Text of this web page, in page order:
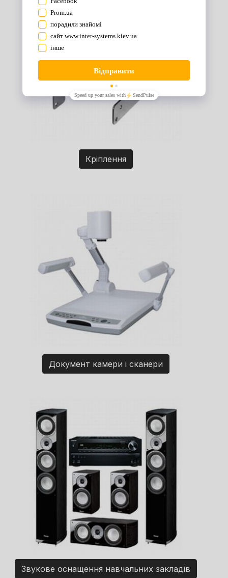
Кріплення
Документ камери і сканери
Звукове оснащення навчальних закладів